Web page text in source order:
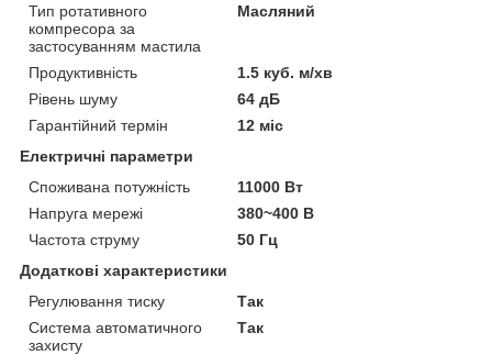
Тип ротативного
компресора за
застосуванням мастила
Масляний
Продуктивність
1.5 куб. м/хв
Рівень шуму
64 дБ
Гарантійний термін
12 міс
Електричні параметри
Споживана потужність
11000 Вт
Напруга мережі
380~400 В
Частота струму
50 Гц
Додаткові характеристики
Регулювання тиску
Так
Система автоматичного
захисту
Так